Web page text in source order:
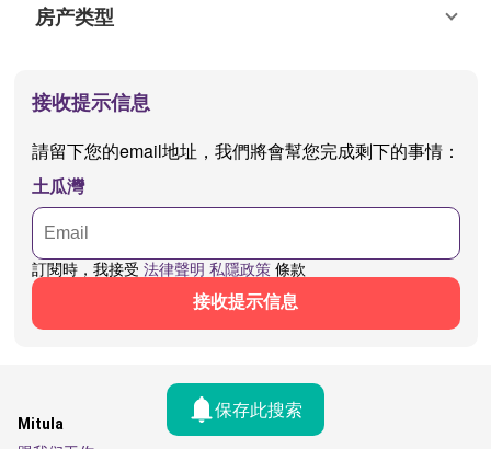
房产类型
接收提示信息
請留下您的email地址，我們將會幫您完成剩下的事情：
土瓜灣
訂閱時，我接受 法律聲明 私隱政策條款
接收提示信息
保存此搜索
Mitula